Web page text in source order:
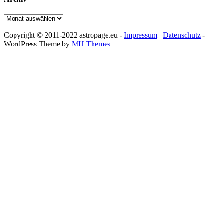
Archiv
Copyright © 2011-2022 astropage.eu - Impressum | Datenschutz -
WordPress Theme by MH Themes